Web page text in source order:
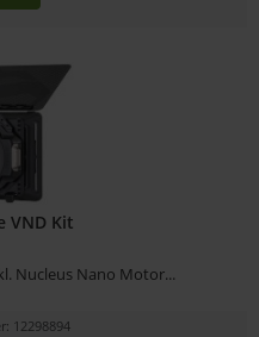
VND Kit
Nucleus Nano Motor...
12298894